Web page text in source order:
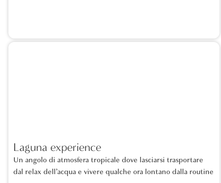
Laguna experience
Un angolo di atmosfera tropicale dove lasciarsi trasportare
dal relax dell’acqua e vivere qualche ora lontano dalla routine